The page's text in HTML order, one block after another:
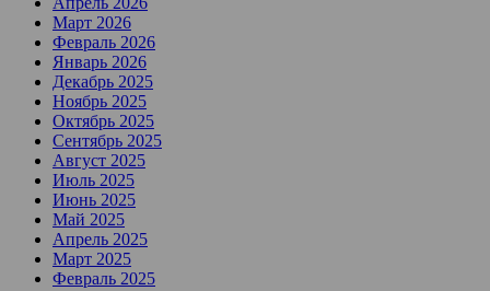
Март 2026
Февраль 2026
Январь 2026
Декабрь 2025
Ноябрь 2025
Октябрь 2025
Сентябрь 2025
Август 2025
Июль 2025
Июнь 2025
Май 2025
Апрель 2025
Март 2025
Февраль 2025